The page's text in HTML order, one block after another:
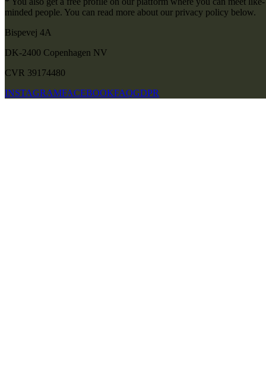
minded people. You can read more about our privacy policy below.
Bispevej 4A
DK-2400 Copenhagen NV
CVR 39174480
INSTAGRAMFACEBOOKFAQGDPR